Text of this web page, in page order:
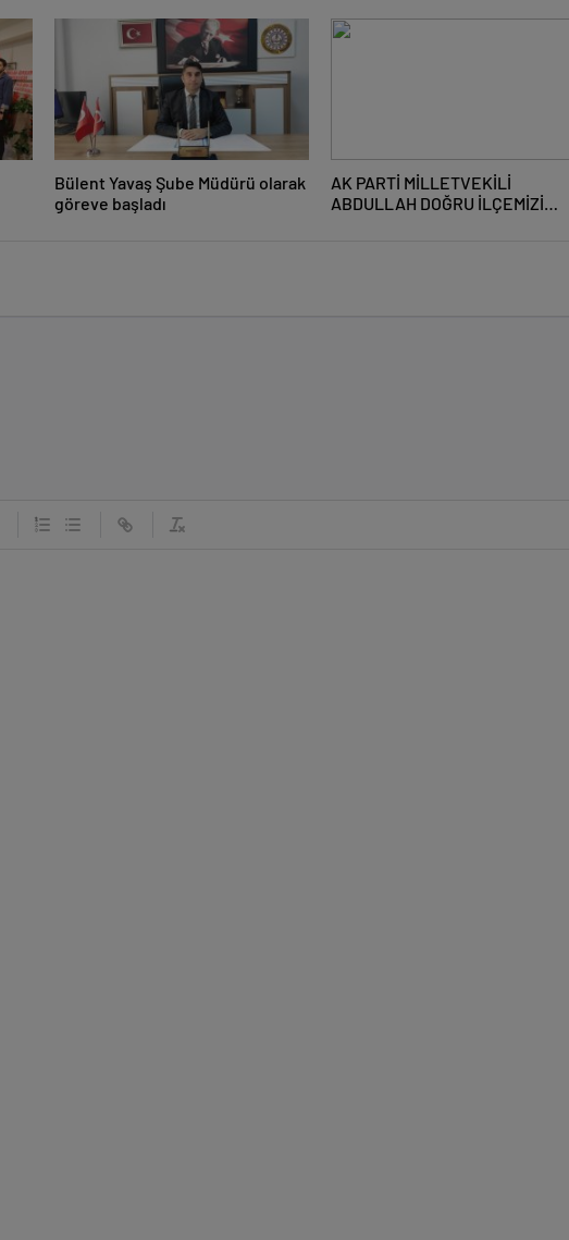
Bülent Yavaş Şube Müdürü olarak
göreve başladı
AK PARTİ MİLLETVEKİLİ
ABDULLAH DOĞRU İLÇEMİZİ